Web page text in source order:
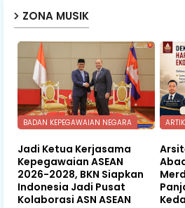
ZONA MUSIK
BADAN KEPEGAWAIAN NEGARA
Jadi Ketua Kerjasama
Kepegawaian ASEAN
2026-2028, BKN Siapkan
Indonesia Jadi Pusat
Kolaborasi ASN ASEAN